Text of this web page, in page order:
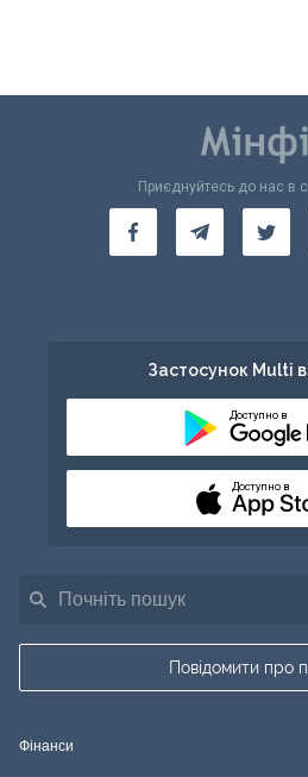
Повідомити про
Приєднуйтесь до нас в
Застосунок Multi
Доступно в
Доступно в
Фінанси